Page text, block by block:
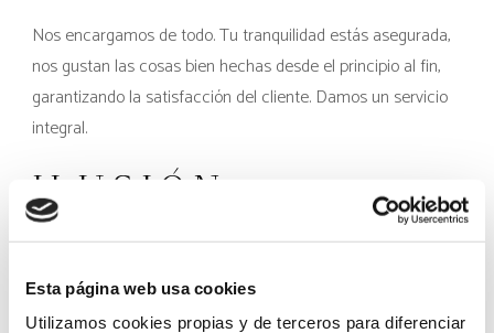
Esta página web usa cookies
Utilizamos cookies propias y de terceros para diferenciar
Nos encargamos de todo. Tu tranquilidad estás asegurada,
nos gustan las cosas bien hechas desde el principio al fin,
garantizando la satisfacción del cliente. Damos un servicio
integral.
ILUSIÓN
Afrontamos con ilusión y decisión, los nuevos proyectos
planteados ofreciendo la solución óptima para cada cliente.
Te sorprenderás.